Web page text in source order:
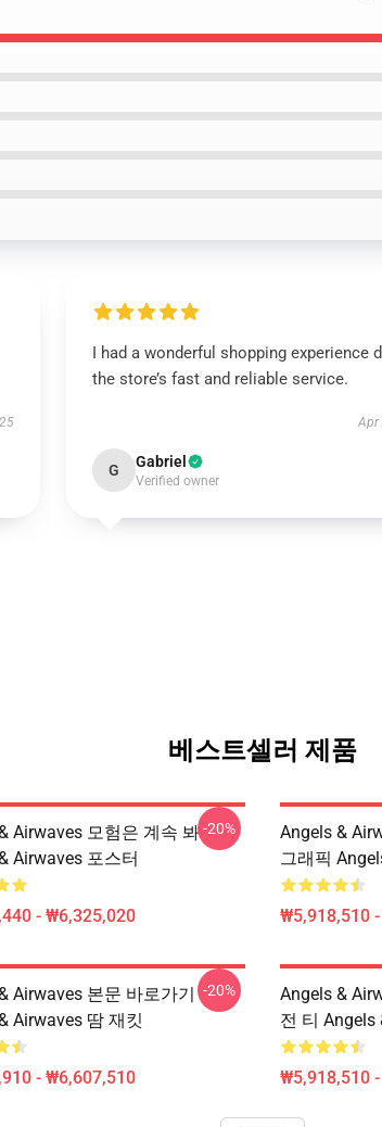
I had a wonderful shopping experience
the store’s fast and reliable service.
Apr
G Gabriel
Verified owner
베스트셀러 제품
Airwaves 모험은 계속 봐
Airwaves 포스터
- ₩6,325,020
-20%
Angels &
그래픽
₩5,918,510
Airwaves 본문 바로가기
Airwaves 땀 재킷
- ₩6,607,510
-20%
Angels &
전 티 Angels
₩5,918,510